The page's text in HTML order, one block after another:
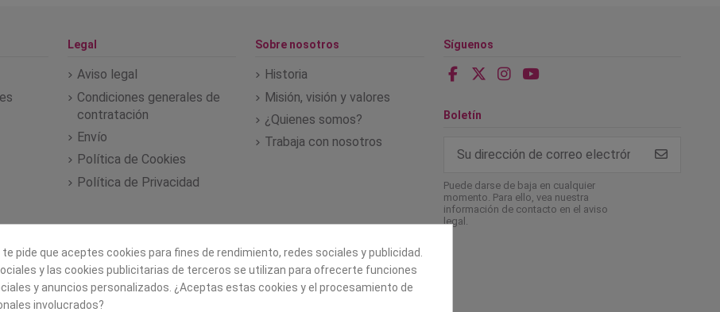
Legal
Aviso legal
Condiciones generales de
contratación
Envío
Política de Cookies
Política de Privacidad
Sobre nosotros
Historia
Misión, visión y valores
¿Quienes somos?
Trabaja con nosotros
Síguenos
Boletín
Puede darse de baja en cualquier
momento. Para ello, vea nuestra
información de contacto en el aviso
legal.
pide que aceptes cookies para fines de rendimiento, redes sociales y publicidad.
y las cookies publicitarias de terceros se utilizan para ofrecerte funciones
y anuncios personalizados. ¿Aceptas estas cookies y el procesamiento de
involucrados?